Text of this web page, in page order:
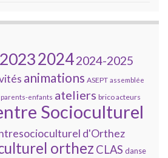
202320242024-2025
animations ASEPT assemblée
enfants ateliers brico acteurs
Socioculturel
d'Orthez
orthez CLAS danse